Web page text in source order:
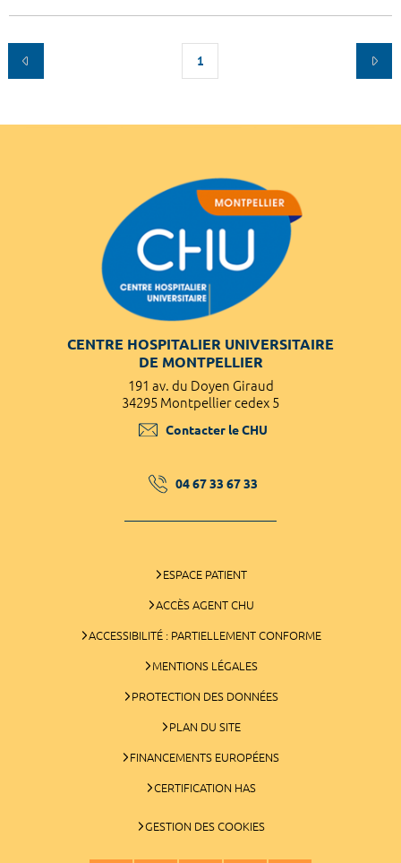
1
CENTRE HOSPITALIER UNIVERSITAIRE
DE MONTPELLIER
191 av. du Doyen Giraud
34295 Montpellier cedex 5
Contacter le CHU
04 67 33 67 33
ESPACE PATIENT
ACCÈS AGENT CHU
ACCESSIBILITÉ : PARTIELLEMENT CONFORME
MENTIONS LÉGALES
PROTECTION DES DONNÉES
PLAN DU SITE
FINANCEMENTS EUROPÉENS
CERTIFICATION HAS
GESTION DES COOKIES